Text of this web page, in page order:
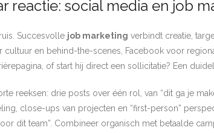
reactie: social media en job
Succesvolle job marketing verbindt creatie,
cultuur en behind-the-scenes, Facebook voor
of start hij direct een sollicitatie? Een
reeksen: drie posts over één rol, van “dit ga je
close-ups van projecten en “first-person”
dit team”. Combineer organisch met betaalde